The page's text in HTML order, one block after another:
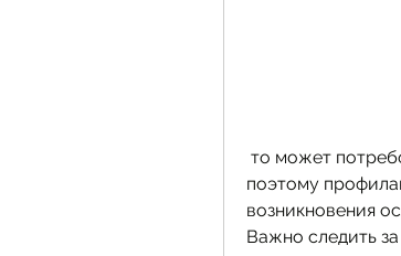
поэтому
возникновения
Важно следить